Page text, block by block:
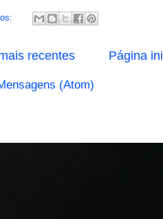
recentes Página
(Atom)